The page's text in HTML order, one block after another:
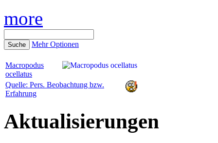
more
Mehr Optionen
Macropodus
ocellatus
Quelle: Pers. Beobachtung bzw.
Erfahrung
Aktualisierungen